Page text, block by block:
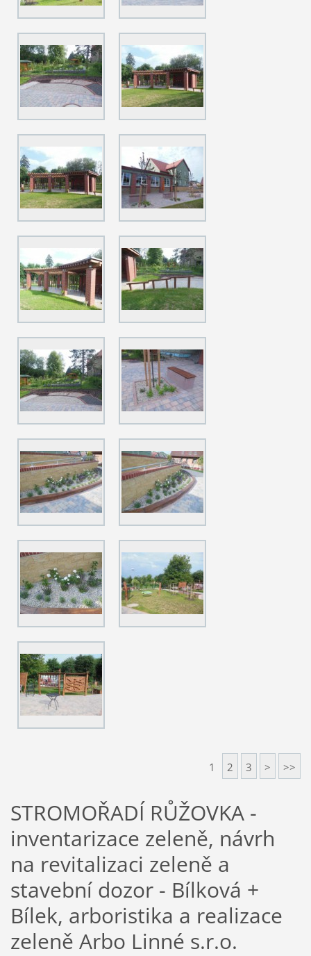
1 2 3 > >>
STROMOŘADÍ RŮŽOVKA -
inventarizace zeleně, návrh
na revitalizaci zeleně a
stavební dozor - Bílková +
Bílek, arboristika a realizace
zeleně Arbo Linné s.r.o.